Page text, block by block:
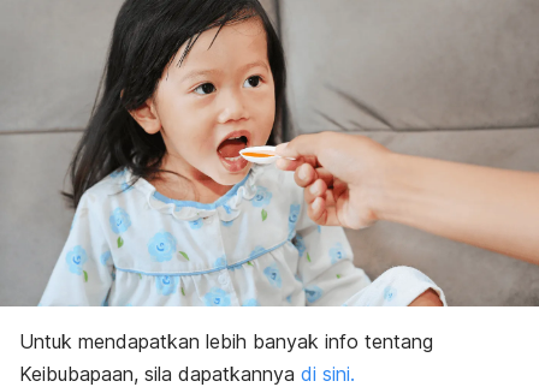
Untuk mendapatkan lebih banyak info tentang
Keibubapaan, sila dapatkannya di sini.